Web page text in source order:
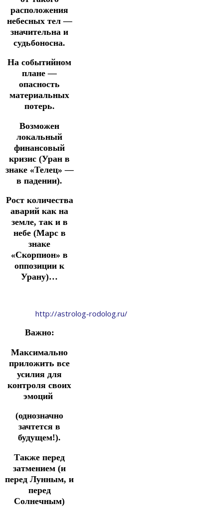
расположения
небесных тел —
значительна и
судьбоносна.
На событийном
плане —
опасность
материальных
потерь.
Возможен
локальный
финансовый
кризис (Уран в
знаке «Телец» —
в падении).
Рост количества
аварий как на
земле, так и в
небе (Марс в
знаке
«Скорпион» в
оппозиции к
Урану)…
http://astrolog-rodolog.ru/
Важно:
Максимально
приложить все
усилия для
контроля своих
эмоций
(однозначно
зачтется в
будущем!).
Также перед
затмением (и
перед Лунным, и
перед
Солнечным)